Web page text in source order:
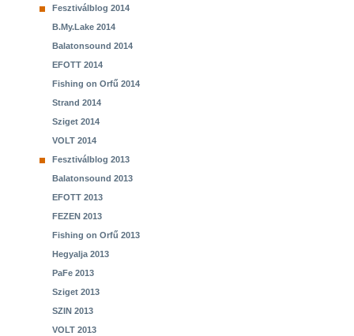
Fesztiválblog 2014
B.My.Lake 2014
Balatonsound 2014
EFOTT 2014
Fishing on Orfű 2014
Strand 2014
Sziget 2014
VOLT 2014
Fesztiválblog 2013
Balatonsound 2013
EFOTT 2013
FEZEN 2013
Fishing on Orfű 2013
Hegyalja 2013
PaFe 2013
Sziget 2013
SZIN 2013
VOLT 2013